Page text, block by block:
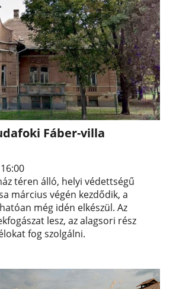
Fáber-villa
téren álló, helyi védettségű
március végén kezdődik, a
még idén elkészül. Az
lesz, az alagsori rész
fog szolgálni.